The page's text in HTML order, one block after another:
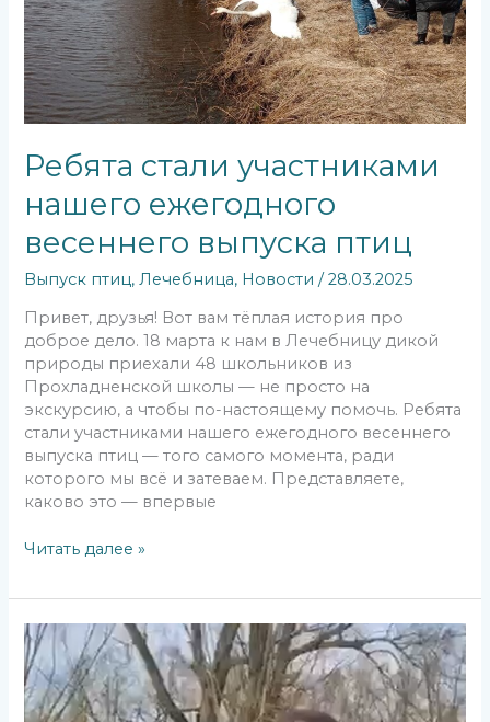
Ребята стали участниками
нашего ежегодного
весеннего выпуска птиц
Выпуск птиц,Лечебница, Новости /28.03.2025
Привет, друзья! Вот вам тёплая история про
доброе дело. 18 марта к нам в Лечебницу дикой
природы приехали 48 школьников из
Прохладненской школы — не просто на
экскурсию, а чтобы по-настоящему помочь. Ребята
стали участниками нашего ежегодного весеннего
выпуска птиц — того самого момента, ради
которого мы всё и затеваем. Представляете,
каково это — впервые
Читать далее »
18
марта
2025
года